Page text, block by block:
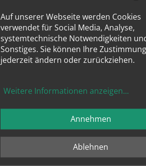
Bankhaus Schelhammer Capital
AT 391919 000 000 275958
Auf unserer Webseite werden Cookies
verwendet für Social Media, Analyse,
systemtechnische Notwendigkeiten
Sonstiges. Sie können Ihre
jederzeit ändern oder zurückziehen.
Weitere Informationen anzeigen...
Ablehnen
Annehmen